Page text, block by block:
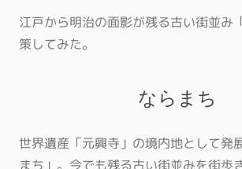
江戸から明治の面影が残る古い街並み
策してみた。
ならまち
世界遺産「元興寺」の境内地として発
まち」。今でも残る古い街並みを街歩